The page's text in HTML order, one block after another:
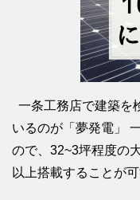
一条工務店で建築を
いるのが「夢発電」
ので、32~3坪程度の
以上搭載することが